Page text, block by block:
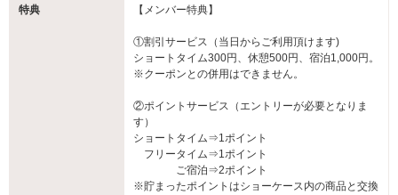
素敵なクリスマスをお過ごし下さい☆彡
★冬季限定チューハイ・サワー150円フェア★
冬限定チューハイ・サワー150円フェアが開催⛄
季節のフレーバーをお得な価格で是非ご堪能下さい♪
★冬季限定レンタルシャンプー★
期間限定のレンタルシャンプーが入荷♪
人気ブランド『BIOLISS』『Essential』の2種類を取り揃えておりま
特典 【メンバー特典】
①割引サービス（当日からご利用頂けます)
ショートタイム300円、休憩500円、宿泊1,000円。
※クーポンとの併用はできません。
②ポイントサービス（エントリーが必要となりま
す）
ショートタイム⇒1ポイント
フリータイム⇒1ポイント
ご宿泊⇒2ポイント
※貯まったポイントはショーケース内の商品と交換